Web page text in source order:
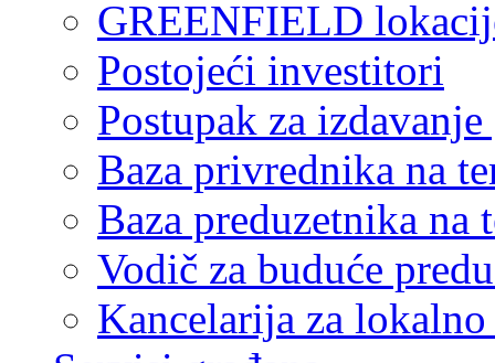
GREENFIELD
Postojeći investitori
Postupak za
Baza privrednika na
Baza preduzetnika
Vodič za buduće
Kancelarija za